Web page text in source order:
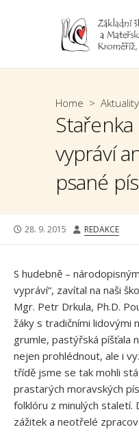
Home > Aktuality
vypráví
psané
PUBLISHED
28. 9. 2015 AUTHOR
REDAKCE
S hudebně –
vypráví“, zavítal na naši
Mgr. Petr Drkula, Ph.D.
žáky s tradičními lidovými
grumle, pastýřská píšťala
nejen prohlédnout, ale i
třídě jsme se tak mohli
prastarých moravských
folklóru z minulých staletí.
zážitek a neotřelé